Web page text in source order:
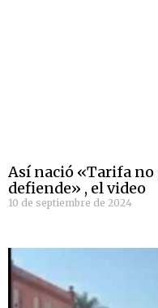
Así nació «Tarifa no
defiende» , el video
10 de septiembre de 2024